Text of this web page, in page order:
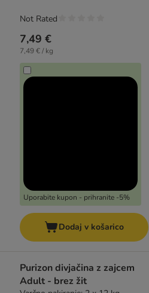
7,49 €
7,49 € / kg
Uporabite kupon - prihranite -5%
Not Rated
Dodaj v košarico
Purizon divjačina z zajcem
Adult - brez žit